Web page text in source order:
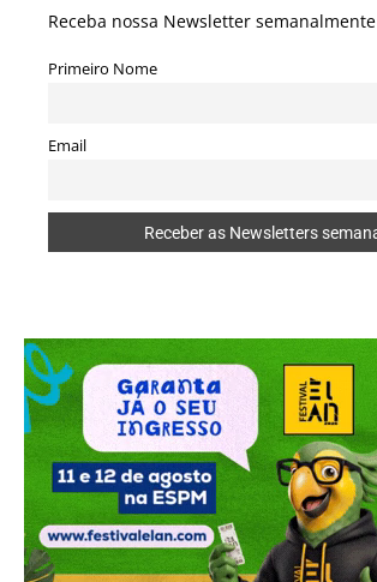
Receba nossa Newsletter semanalmente
Primeiro Nome
Email